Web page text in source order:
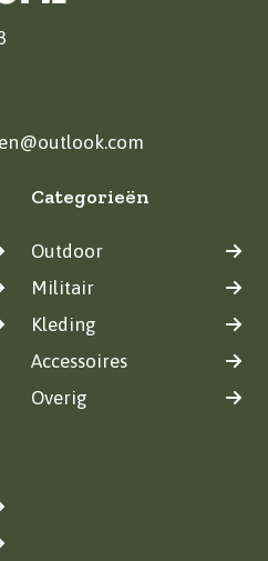
Categorieën
Outdoor
Militair
Kleding
Accessoires
Overig